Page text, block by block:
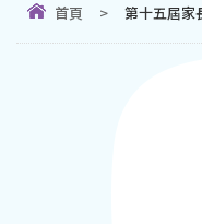
首頁 > 第十五屆家